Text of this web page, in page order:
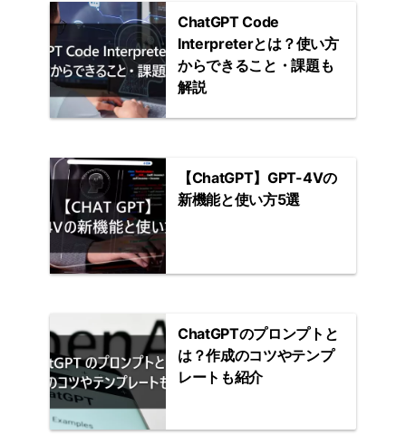
ChatGPT Code
Interpreterとは？使い方
からできること・課題も
解説
【ChatGPT】GPT-4Vの
新機能と使い方5選
ChatGPTのプロンプトと
は？作成のコツやテンプ
レートも紹介